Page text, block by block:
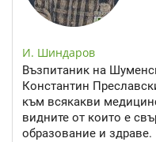
И. Шиндаров
Възпитаник на
Константин
към всякакви
видните от които е
образование и здраве.